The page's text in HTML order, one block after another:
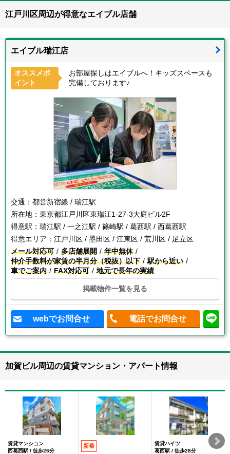
江戸川区周辺が得意なエイブル店舗
エイブル瑞江店
オススメポ
イント
お部屋探しはエイブルへ！キッズスペースも
完備しております♪
交通： 都営新宿線 / 瑞江駅
所在地： 東京都江戸川区東瑞江1-27-3大庭ビル2F
得意駅： 瑞江駅 / 一之江駅 / 篠崎駅 / 葛西駅 / 西葛西駅
得意エリア： 江戸川区 / 墨田区 / 江東区 / 荒川区 / 足立区
メール対応可
多店舗展開
年中無休
仲介手数料が家賃の半月分（税抜）以下
駅から近い
車でご案内
FAX対応可 地元で長年の実績
掲載物件一覧を見る
webでお問合せ 電話でお問合せ
加賀ビル周辺の賃貸マンション・アパート情報
賃貸マンション
西葛西駅 / 徒歩26分
新着
賃貸ハイツ
葛西駅 / 徒歩28分